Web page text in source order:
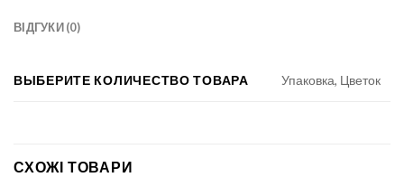
ВІДГУКИ (0)
ВЫБЕРИТЕ КОЛИЧЕСТВО ТОВАРА Упаковка, Цветок
СХОЖІ ТОВАРИ